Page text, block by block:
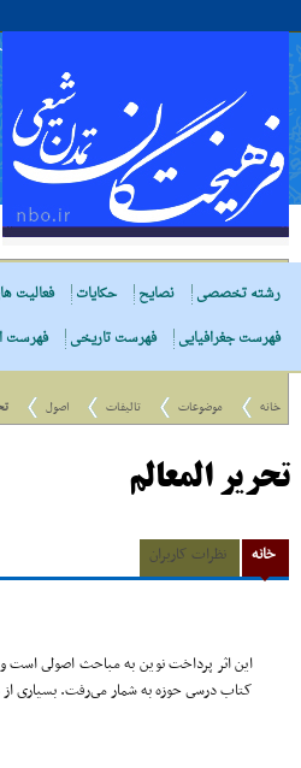
رشته تخصصی
نصایح حکایات فعالیت
فهرست جغرافیایی
فهرست تاریخی فهرست
خانه موضوعات تالیفات اصول
تحریر المعالم
خانه نظرات کاربران
این اثر پرداخت نوین به مباحث اصولى
کتاب درسى حوزه به شمار مى‌رفت. بسیارى از